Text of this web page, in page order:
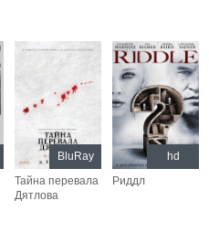
Тайна перевала
Дятлова
BluRay
Риддл
hd